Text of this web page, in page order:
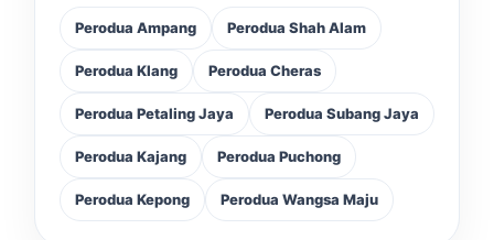
Perodua Ampang Perodua Shah Alam
Perodua Klang Perodua Cheras
Perodua Petaling Jaya Perodua Subang Jaya
Perodua Kajang Perodua Puchong
Perodua Kepong Perodua Wangsa Maju